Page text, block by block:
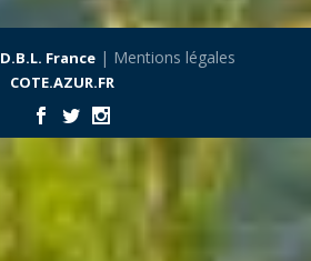
D.B.L. France| Mentions légales
COTE.AZUR.FR